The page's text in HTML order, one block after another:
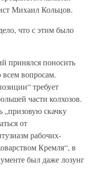
Михаил Кольцов.
что с этим было
принялся поносить
вопросам.
требует
части колхозов.
„призовую скачку
от
рабочих-
Кремля“, в
был даже лозунг